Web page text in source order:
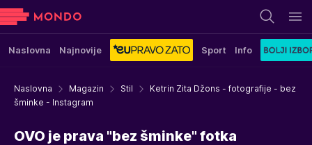
Naslovna Najnovije Sport Info
Naslovna Magazin Stil
Ketrin Zita Džons - fotografije - bez
šminke - Instagram
OVO je prava "bez šminke" fotka